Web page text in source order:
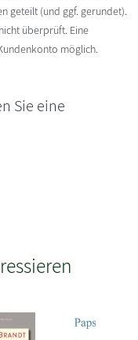
geteilt (und ggf. gerundet).
überprüft. Eine
möglich.
Sie eine